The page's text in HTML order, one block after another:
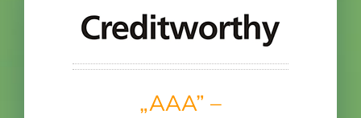
„AAA” –